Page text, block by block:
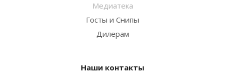
Медиатека
Госты и Снипы
Дилерам
Наши контакты